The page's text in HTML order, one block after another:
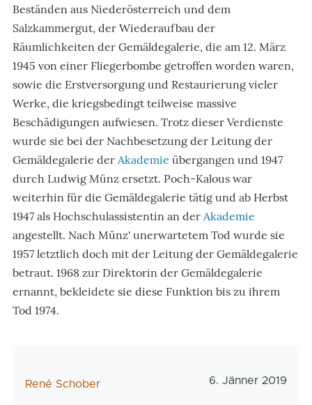
Beständen aus Niederösterreich und dem
Salzkammergut, der Wiederaufbau der
Räumlichkeiten der Gemäldegalerie, die am 12. März
1945 von einer Fliegerbombe getroffen worden waren,
sowie die Erstversorgung und Restaurierung vieler
Werke, die kriegsbedingt teilweise massive
Beschädigungen aufwiesen. Trotz dieser Verdienste
wurde sie bei der Nachbesetzung der Leitung der
Gemäldegalerie der Akademie übergangen und 1947
durch Ludwig Münz ersetzt. Poch-Kalous war
weiterhin für die Gemäldegalerie tätig und ab Herbst
1947 als Hochschulassistentin an der Akademie
angestellt. Nach Münz' unerwartetem Tod wurde sie
1957 letztlich doch mit der Leitung der Gemäldegalerie
betraut. 1968 zur Direktorin der Gemäldegalerie
ernannt, bekleidete sie diese Funktion bis zu ihrem
Tod 1974.
AutorIn
René Schober 6. Jänner 2019